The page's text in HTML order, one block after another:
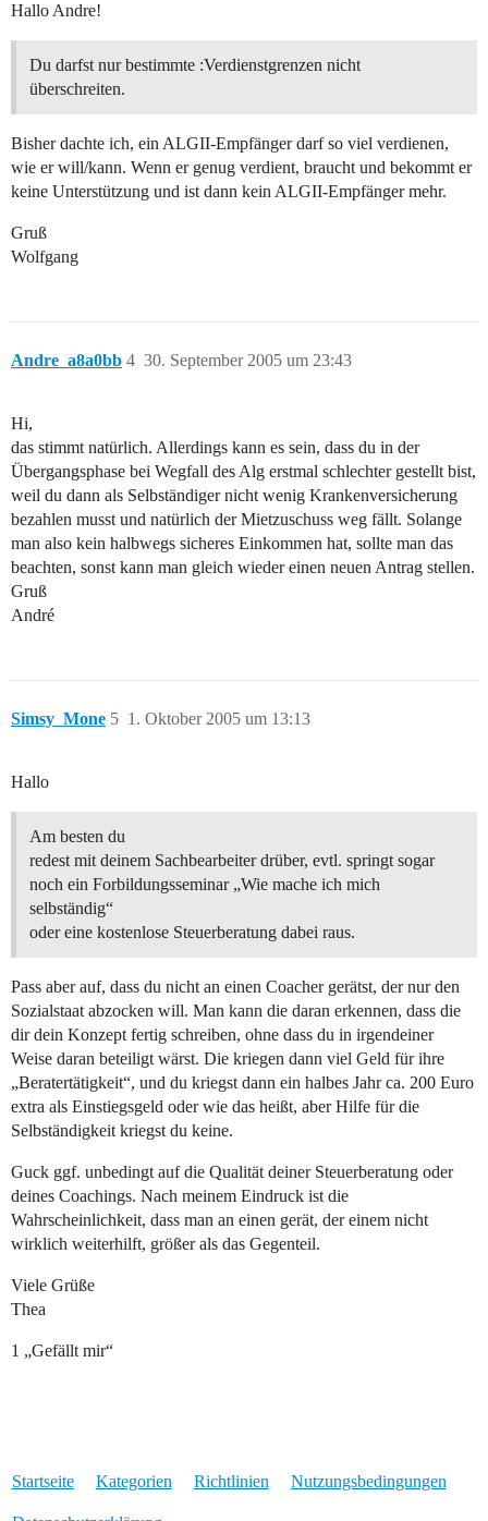
Hallo Andre!
Du darfst nur bestimmte :Verdienstgrenzen nicht
überschreiten.
Bisher dachte ich, ein ALGII-Empfänger darf so viel verdienen,
wie er will/kann. Wenn er genug verdient, braucht und bekommt er
keine Unterstützung und ist dann kein ALGII-Empfänger mehr.
Gruß
Wolfgang
Andre_a8a0bb 30. September 2005 um 23:43
4
Hi,
das stimmt natürlich. Allerdings kann es sein, dass du in der
Übergangsphase bei Wegfall des Alg erstmal schlechter gestellt bist,
weil du dann als Selbständiger nicht wenig Krankenversicherung
bezahlen musst und natürlich der Mietzuschuss weg fällt. Solange
man also kein halbwegs sicheres Einkommen hat, sollte man das
beachten, sonst kann man gleich wieder einen neuen Antrag stellen.
Gruß
André
Simsy_Mone 1. Oktober 2005 um 13:13
5
Hallo
Am besten du
redest mit deinem Sachbearbeiter drüber, evtl. springt sogar
noch ein Forbildungsseminar „Wie mache ich mich
selbständig“
oder eine kostenlose Steuerberatung dabei raus.
Pass aber auf, dass du nicht an einen Coacher gerätst, der nur den
Sozialstaat abzocken will. Man kann die daran erkennen, dass die
dir dein Konzept fertig schreiben, ohne dass du in irgendeiner
Weise daran beteiligt wärst. Die kriegen dann viel Geld für ihre
„Beratertätigkeit“, und du kriegst dann ein halbes Jahr ca. 200 Euro
extra als Einstiegsgeld oder wie das heißt, aber Hilfe für die
Selbständigkeit kriegst du keine.
Guck ggf. unbedingt auf die Qualität deiner Steuerberatung oder
deines Coachings. Nach meinem Eindruck ist die
Wahrscheinlichkeit, dass man an einen gerät, der einem nicht
wirklich weiterhilft, größer als das Gegenteil.
Viele Grüße
Thea
1 „Gefällt mir“
Startseite Kategorien Richtlinien Nutzungsbedingungen